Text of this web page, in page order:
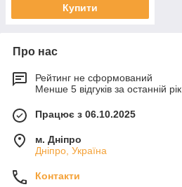
Купити
Про нас
Рейтинг не сформований
Менше 5 відгуків за останній рік
Працює з 06.10.2025
м. Дніпро
Дніпро, Україна
Контакти